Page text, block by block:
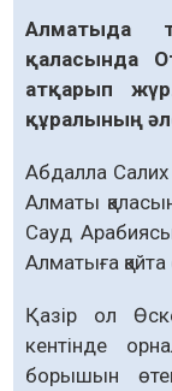
Алматыда
қаласында
атқарып
құралының
Абдалла Салих
Алматы
Сауд
Алматыға қайта
Қазір ол
кентінде
борышын